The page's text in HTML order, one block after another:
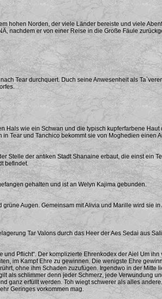
hohen Norden, der viele Länder bereiste und viele
nachdem er von einer Reise in die Große Fäule
Tear durchquert. Duch seine Anwesenheit als
Hals wie ein Schwan und die typisch kupferfarbene
Tear und Tanchico bekommt sie von Moghedien einen
Stelle der antiken Stadt Shanaine erbaut, die einst ein
befindet.
gehalten und ist an Welyn Kajima gebunden.
Augen. Gemeinsam mit Alivia und Marille wird sie
Tar Valons durch das Heer der Aes Sedai aus
und Pflicht“. Der komplizierte Ehrenkodex der Aiel Um
im Kampf Ehre zu gewinnen. Die wenigste Ehre
ohne ihm Schaden zuzufügen. Irgendwo in der Mitte
als schlimmer denn jeder Schmerz, jede Verwundung
ganz erfüllt werden. Toh wiegt schwerer als alles
Geringes vorkommen mag.